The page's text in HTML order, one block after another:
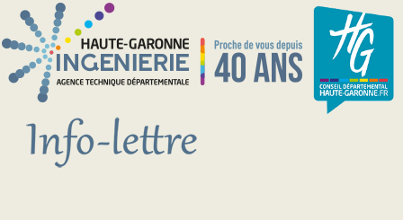
Aller au contenu principal